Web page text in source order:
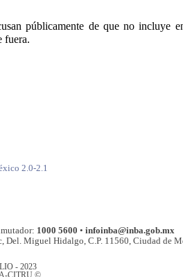
públicamente de que no incluye
fuera.
2.0-2.1
1000 5600 • infoinba@inba.gob.mx
Del. Miguel Hidalgo, C.P. 11560, Ciudad de
- 2023
CITRU ©